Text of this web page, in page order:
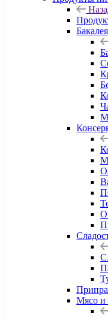
Бакалея
Мясо и